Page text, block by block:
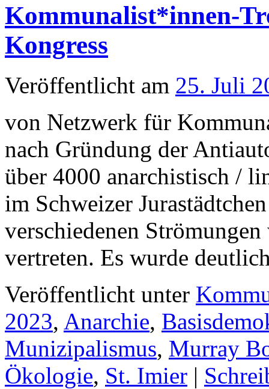
Kommunalist*innen-
Kongress
Veröffentlicht am 25. Juli
von Netzwerk für
nach Gründung der
über 4000 anarchistisch /
im Schweizer
verschiedenen
vertreten. Es wurde
Veröffentlicht unter
2023, Anarchie,
Munizipalismus, Murray
Ökologie, St. Imier |